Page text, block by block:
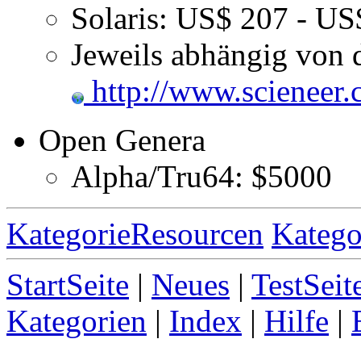
Solaris: US$ 207 -
Jeweils abhängig von
http://
Open Genera
Alpha/Tru64: $5000
KategorieResourcen
StartSeite | Neues |
Kategorien | Index | Hilfe |